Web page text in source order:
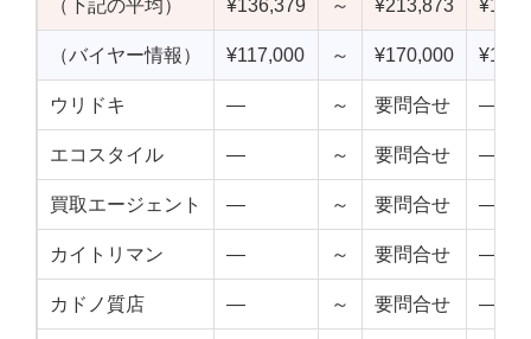
（下記の平均） ¥136,379 ～ ¥213,873
（バイヤー情報） ¥117,000 ～ ¥170,000
ウリドキ — ～ 要問合せ —
エコスタイル — ～ 要問合せ —
買取エージェント — ～ 要問合せ —
カイトリマン — ～ 要問合せ —
カドノ質店 — ～ 要問合せ —